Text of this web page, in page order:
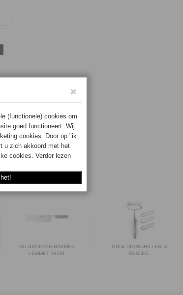
G5 GROENTE/HAKMES
LEMMET 18CM.
GS94 DUNSCHILLER, 4
MESJES.